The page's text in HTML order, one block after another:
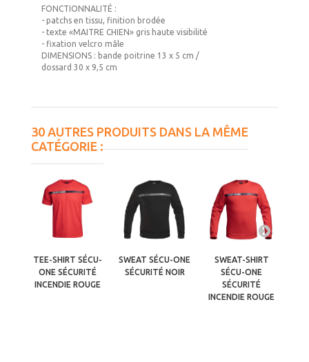
FONCTIONNALITÉ :
- patchs en tissu, finition brodée
- texte «MAITRE CHIEN» gris haute visibilité
- fixation velcro mâle
DIMENSIONS : bande poitrine 13 x 5 cm /
dossard 30 x 9,5 cm
30 AUTRES PRODUITS DANS LA MÊME
CATÉGORIE :
TEE-SHIRT SÉCU-
ONE SÉCURITÉ
INCENDIE ROUGE
SWEAT SÉCU-ONE
SÉCURITÉ NOIR
SWEAT-SHIRT
SÉCU-ONE
SÉCURITÉ
INCENDIE ROUGE